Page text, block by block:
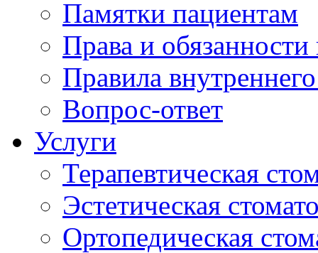
Памятки пациентам
Права и обязанности
Правила
Вопрос-ответ
Услуги
Терапевтическая
Эстетическая
Ортопедическая